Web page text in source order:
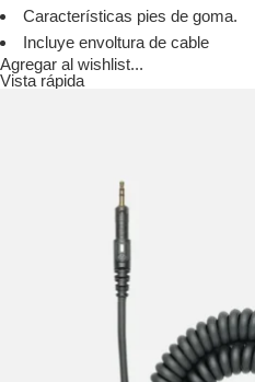
Características pies de goma.
Incluye envoltura de cable
Agregar al wishlist...
Vista rápida